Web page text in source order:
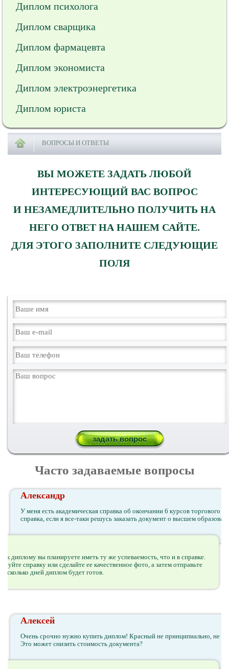
Диплом психолога
Диплом сварщика
Диплом фармацевта
Диплом экономиста
Диплом электроэнергетика
Диплом юриста
ВОПРОСЫ И ОТВЕТЫ
ВЫ МОЖЕТЕ ЗАДАТЬ ЛЮБОЙ
ИНТЕРЕСУЮЩИЙ ВАС ВОПРОС
И НЕЗАМЕДЛИТЕЛЬНО ПОЛУЧИТЬ НА
НЕГО ОТВЕТ НА НАШЕМ САЙТЕ.
ДЛЯ ЭТОГО ЗАПОЛНИТЕ СЛЕДУЮЩИЕ
ПОЛЯ
Часто задаваемые вопросы
Александр
У меня есть академическая справка об окончании 6 курсов торгового
справка, если я все-таки решусь заказать документ о высшем
к диплому вы планируете иметь ту же успеваемость, что и в справке.
справку или сделайте ее качественное фото, а затем отправьте
дней диплом будет готов.
Алексей
Очень срочно нужно купить диплом! Красный не принципиально, не
Это может снизить стоимость документа?